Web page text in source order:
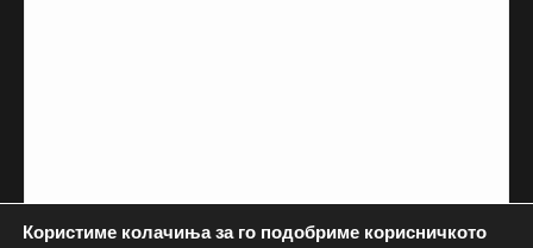
Користиме колачиња за го подобриме корисничкото